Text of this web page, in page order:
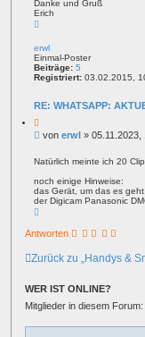
Danke und Gruß
Erich
h
o
b
e
erwl
Einmal-Poster
Beiträge: 5
Registriert: 03.02.2015,
RE: WHATSAPP:
i
t
t
B
i
r
a
von erwl » 05.11.2023,
Natürlich meinte ich 20
noch einige Hinweise:
das Gerät, um das es
der Digicam Panasonic
h
b
Antworten
Zurück zu „Handys &
WER IST ONLINE?
Mitglieder in diesem